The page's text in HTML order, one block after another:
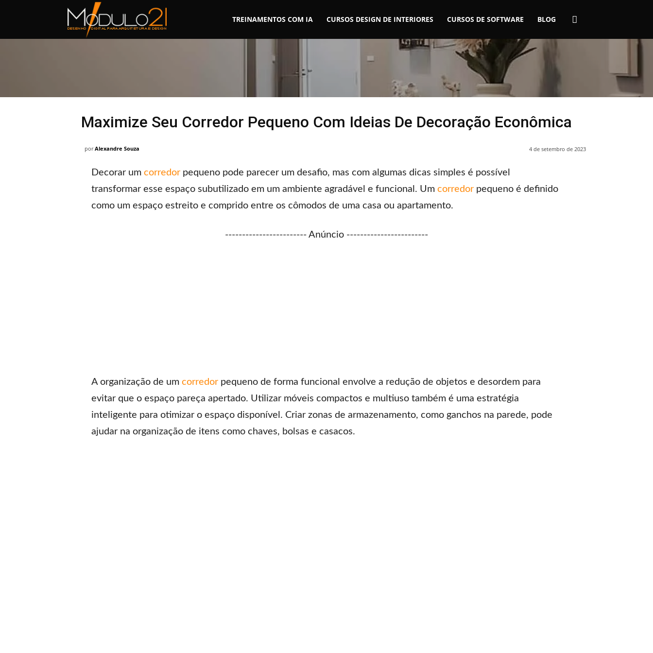
TREINAMENTOS COM IA CURSOS DESIGN DE INTERIORES CURSOS DE SOFTWARE BLOG
Maximize Seu Corredor Pequeno Com Ideias De Decoração Econômica
4 de setembro de 2023
por Alexandre Souza
Decorar um corredor pequeno pode parecer um desafio, mas com algumas dicas simples é possível
transformar esse espaço subutilizado em um ambiente agradável e funcional. Um corredor pequeno é definido
como um espaço estreito e comprido entre os cômodos de uma casa ou apartamento.
------------------------ Anúncio ------------------------
A organização de um corredor pequeno de forma funcional envolve a redução de objetos e desordem para
evitar que o espaço pareça apertado. Utilizar móveis compactos e multiuso também é uma estratégia
inteligente para otimizar o espaço disponível. Criar zonas de armazenamento, como ganchos na parede, pode
ajudar na organização de itens como chaves, bolsas e casacos.